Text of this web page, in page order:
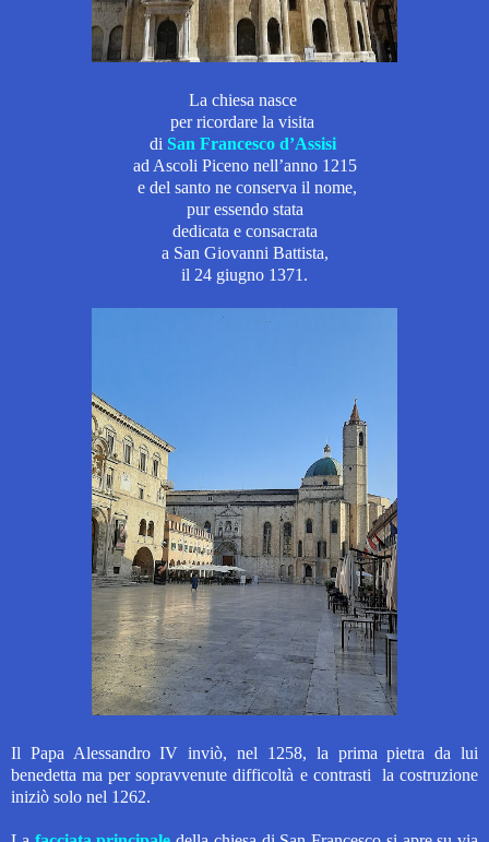
La chiesa nasce
per ricordare la visita
di San Francesco d’Assisi
ad Ascoli Piceno nell’anno 1215
e del santo ne conserva il nome,
pur essendo stata
dedicata e consacrata
a San Giovanni Battista,
il 24 giugno 1371.
Il Papa Alessandro IV inviò,nel 1258, la prima pietra da lui
benedetta ma per sopravvenute difficoltà e contrasti la costruzione
iniziò solo nel 1262.